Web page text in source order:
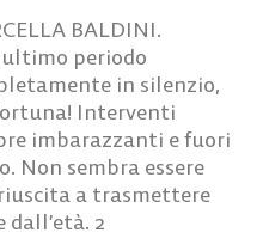
BALDINI.
periodo
in silenzio,
Interventi
imbarazzanti e fuori
Non sembra essere
a trasmettere
dall’età. 2